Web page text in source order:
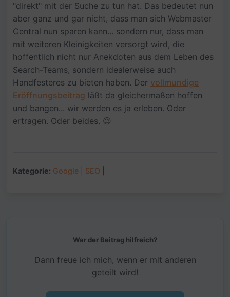
"direkt" mit der Suche zu tun hat. Das bedeutet nun
aber ganz und gar nicht, dass man sich Webmaster
Central nun sparen kann... sondern nur, dass man
mit weiteren Kleinigkeiten versorgt wird, die
hoffentlich nicht nur Anekdoten aus dem Leben des
Search-Teams, sondern idealerweise auch
Handfesteres zu bieten haben. Der vollmundige
Eröffnungsbeitrag läßt da gleichermaßen hoffen
und bangen... wir werden es ja erleben. Oder
ertragen. Oder beides. 😉
Kategorie: Google SEO
War der Beitrag hilfreich?
Dann freue ich mich, wenn er mit anderen
geteilt wird!